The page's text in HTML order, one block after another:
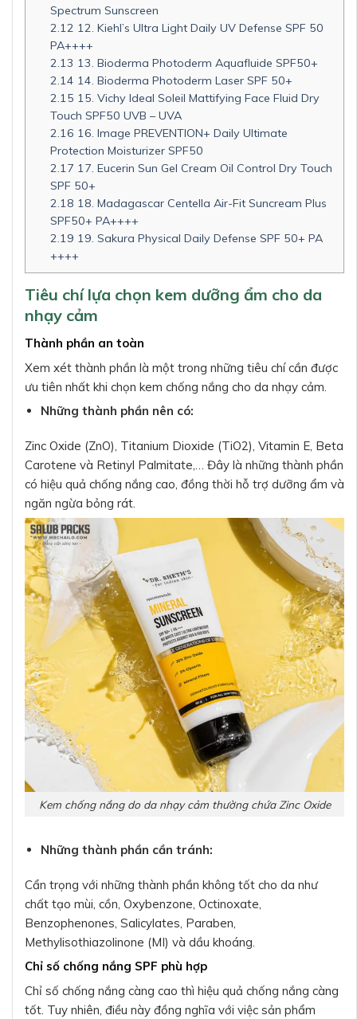
Spectrum Sunscreen
2.12 12. Kiehl’s Ultra Light Daily UV Defense SPF 50
PA++++
2.13 13. Bioderma Photoderm Aquafluide SPF50+
2.14 14. Bioderma Photoderm Laser SPF 50+
2.15 15. Vichy Ideal Soleil Mattifying Face Fluid Dry
Touch SPF50 UVB – UVA
2.16 16. Image PREVENTION+ Daily Ultimate
Protection Moisturizer SPF50
2.17 17. Eucerin Sun Gel Cream Oil Control Dry Touch
SPF 50+
2.18 18. Madagascar Centella Air-Fit Suncream Plus
SPF50+ PA++++
2.19 19. Sakura Physical Daily Defense SPF 50+ PA
++++
Tiêu chí lựa chọn kem dưỡng ẩm cho da
nhạy cảm
Thành phần an toàn
Xem xét thành phần là một trong những tiêu chí cần được
ưu tiên nhất khi chọn kem chống nắng cho da nhạy cảm.
Những thành phần nên có:
Zinc Oxide (ZnO), Titanium Dioxide (TiO2), Vitamin E, Beta
Carotene và Retinyl Palmitate,… Đây là những thành phần
có hiệu quả chống nắng cao, đồng thời hỗ trợ dưỡng ẩm và
ngăn ngừa bỏng rát.
Kem chống nắng do da nhạy cảm thường chứa Zinc Oxide
Những thành phần cần tránh:
Cẩn trọng với những thành phần không tốt cho da như
chất tạo mùi, cồn, Oxybenzone, Octinoxate,
Benzophenones, Salicylates, Paraben,
Methylisothiazolinone (MI) và dầu khoáng.
Chỉ số chống nắng SPF phù hợp
Chỉ số chống nắng càng cao thì hiệu quả chống nắng càng
tốt. Tuy nhiên, điều này đồng nghĩa với việc sản phẩm